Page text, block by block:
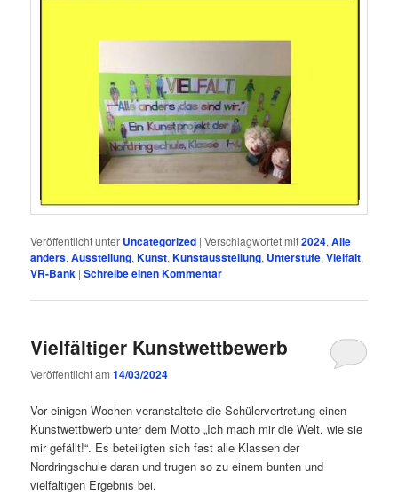
Veröffentlicht unter Uncategorized |Verschlagwortet mit2024,Alle
anders,Ausstellung,Kunst,Kunstausstellung, Unterstufe,Vielfalt,
VR-Bank |Schreibe einen Kommentar
Vielfältiger Kunstwettbewerb
Veröffentlicht am14/03/2024
Vor einigen Wochen veranstaltete die Schülervertretung einen
Kunstwettbwerb unter dem Motto „Ich mach mir die Welt, wie sie
mir gefällt!“. Es beteiligten sich fast alle Klassen der
Nordringschule daran und trugen so zu einem bunten und
vielfältigen Ergebnis bei.